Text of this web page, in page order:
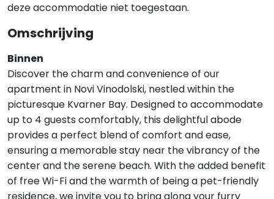
deze accommodatie niet toegestaan.
Omschrijving
Binnen
Discover the charm and convenience of our
apartment in Novi Vinodolski, nestled within the
picturesque Kvarner Bay. Designed to accommodate
up to 4 guests comfortably, this delightful abode
provides a perfect blend of comfort and ease,
ensuring a memorable stay near the vibrancy of the
center and the serene beach. With the added benefit
of free Wi-Fi and the warmth of being a pet-friendly